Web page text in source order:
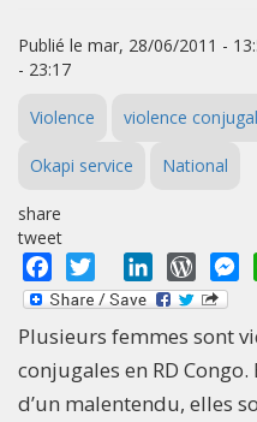
Publié le mar, 28/06/2011 -
- 23:17
Violence violence
Okapi service National
share
tweet
Facebook
Twitter LinkedIn
Plusieurs femmes sont
conjugales en RD Congo.
d’un malentendu, elles